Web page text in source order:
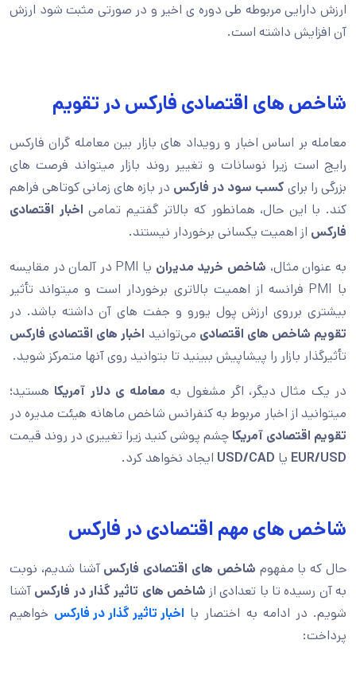
ارزش دارایی مربوطه طی دوره ی اخیر و در صورتی مثبت شود ارزش
آن افزایش داشته است.
شاخص های اقتصادی فارکس در تقویم
معامله بر اساس اخبار و رویداد های بازار بین معامله گران فارکس
رایج است زیرا نوسانات و تغییر روند بازار میتواند فرصت های
بزرگی را برای کسب سود در فارکس در بازه های زمانی کوتاهی فراهم
کند. با این حال، همانطور که بالاتر گفتیم تمامی اخبار اقتصادی
فارکس از اهمیت یکسانی برخوردار نیستند.
به عنوان مثال، شاخص خرید مدیران
یا PMI در آلمان در مقایسه
با PMI فرانسه از اهمیت بالاتری برخوردار است و میتواند تأثیر
بیشتری برروی ارزش پول یورو و جفت های آن داشته باشد. در
تقویم شاخص های اقتصادی می‌توانید اخبار های اقتصادی فارکس
تأثیرگذار بازار را پیشاپیش ببینید تا بتوانید روی آنها متمرکز شوید.
در یک مثال دیگر، اگر مشغول به معامله ی دلار آمریکا هستید؛
میتوانید از اخبار مربوط به کنفرانس شاخص ماهانه هیئت مدیره در
تقویم اقتصادی آمریکا چشم پوشی کنید زیرا تغییری در روند قیمت
EUR/USD یا USD/CAD ایجاد نخواهد کرد.
شاخص های مهم اقتصادی در فارکس
حال که با مفهوم شاخص های اقتصادی فارکس آشنا شدیم، نوبت
به آن رسیده تا با تعدادی از شاخص های تاثیر گذار در فارکس آشنا
شویم. در ادامه به اختصار با اخبار تاثیر گذار در فارکس خواهیم
پرداخت: